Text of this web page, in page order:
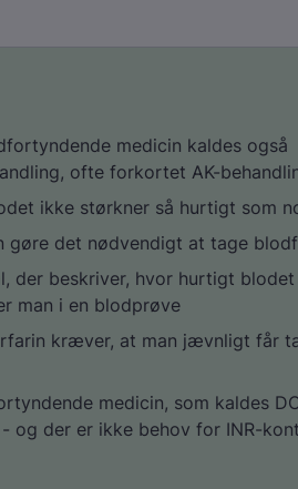
medicin kaldes også
ofte forkortet AK-
ikke størkner så hurtigt som
gøre det nødvendigt at tage
der beskriver, hvor hurtigt
man i en blodprøve
kræver, at man jævnligt får
medicin, som kaldes
og der er ikke behov for INR-